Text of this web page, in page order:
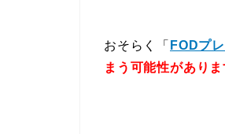
おそらく「 FODプ
まう可能性がありま